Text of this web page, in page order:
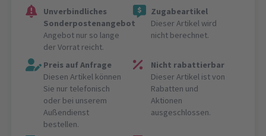
Unverbindliches
Sonderpostenangebot
Angebot nur so lange
der Vorrat reicht.
Zugabeartikel
Dieser Artikel wird
nicht berechnet.
Preis auf Anfrage
Diesen Artikel können
Sie nur telefonisch
oder bei unserem
Außendienst
bestellen.
Nicht rabattierbar
Dieser Artikel ist von
Rabatten und
Aktionen
ausgeschlossen.